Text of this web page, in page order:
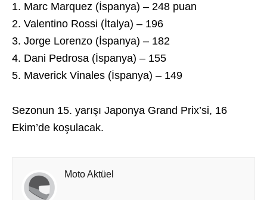
1. Marc Marquez (İspanya) – 248 puan
2. Valentino Rossi (İtalya) – 196
3. Jorge Lorenzo (İspanya) – 182
4. Dani Pedrosa (İspanya) – 155
5. Maverick Vinales (İspanya) – 149
Sezonun 15. yarışı Japonya Grand Prix’si, 16
Ekim’de koşulacak.
Moto Aktüel